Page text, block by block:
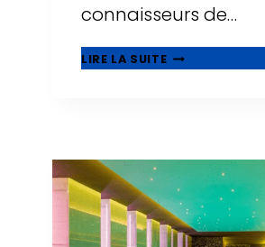
connaisseurs de…
LIRE LA SUITE⭐
MEILLEURS
SALOU
TOP
2026